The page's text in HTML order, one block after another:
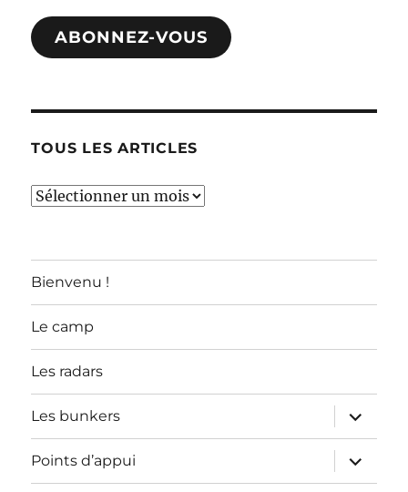
mail
ABONNEZ-VOUS
TOUS LES ARTICLES
TOUS
Bienvenu !
Le camp
Les radars
Les bunkers
ouvrir
le
sous-
menu
Points d’appui
ouvrir
le
sous-